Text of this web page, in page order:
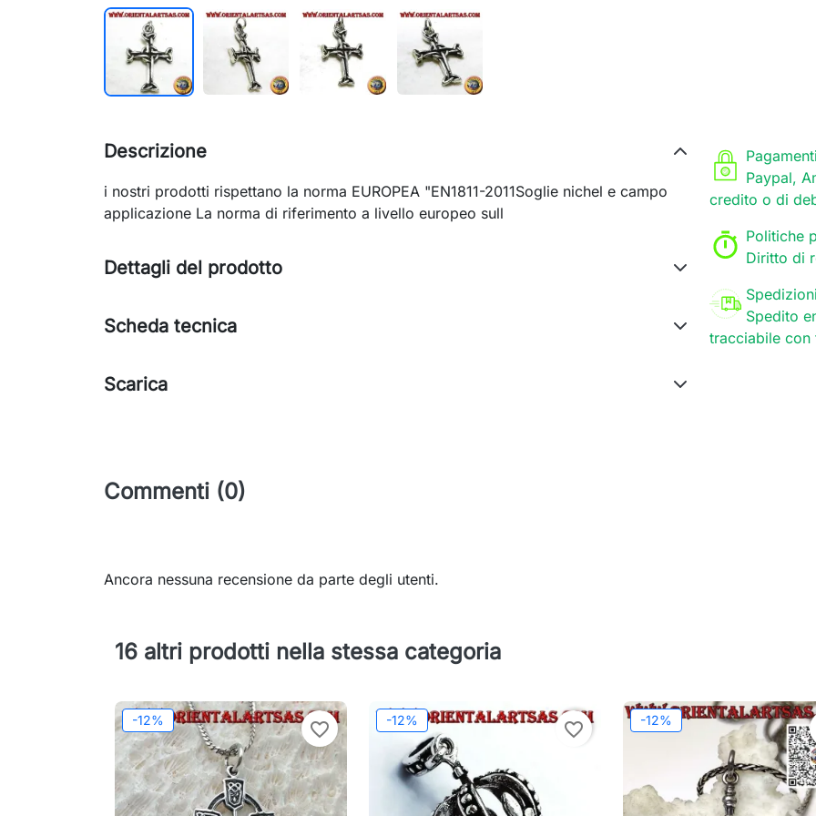
Paypal,
credito o di
Politiche
Diritto di
Spedizioni
Spedito
tracciabile con
Descrizione
i nostri prodotti rispettano la norma EUROPEA "EN1811-2011Soglie nichel e campo
applicazione La norma di riferimento a livello europeo sull
Dettagli del prodotto
Scheda tecnica
Scarica
Commenti (0)
Ancora nessuna recensione da parte degli utenti.
16 altri prodotti nella stessa categoria
-12% favorite_border -12% favorite_border -12%